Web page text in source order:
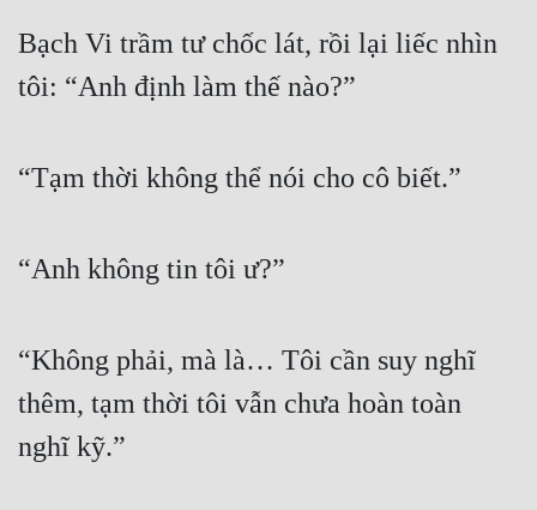
Bạch Vi trầm tư chốc lát, rồi lại liếc nhìn
tôi: “Anh định làm thế nào?”
“Tạm thời không thể nói cho cô biết.”
“Anh không tin tôi ư?”
“Không phải, mà là… Tôi cần suy nghĩ
thêm, tạm thời tôi vẫn chưa hoàn toàn
nghĩ kỹ.”